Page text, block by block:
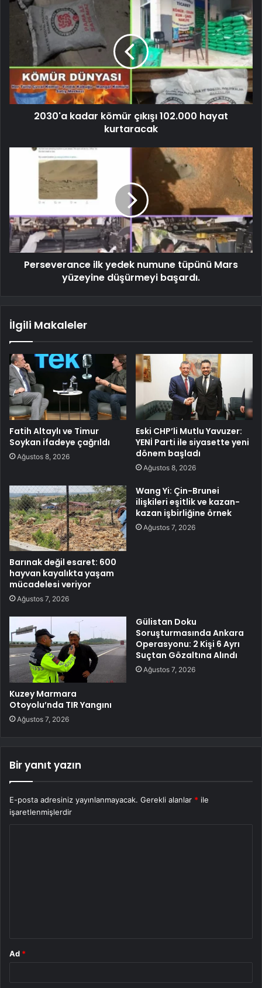
2030'a kadar kömür çıkışı 102.000 hayat
kurtaracak
Perseverance ilk yedek numune tüpünü Mars
yüzeyine düşürmeyi başardı.
İlgili Makaleler
Fatih Altaylı ve Timur
Soykan ifadeye çağrıldı
Ağustos 8, 2026
Eski CHP’li Mutlu Yavuzer:
YENİ Parti ile siyasette yeni
dönem başladı
Ağustos 8, 2026
Barınak değil esaret: 600
hayvan kayalıkta yaşam
mücadelesi veriyor
Ağustos 7, 2026
Wang Yi: Çin-Brunei
ilişkileri eşitlik ve kazan-
kazan işbirliğine örnek
Ağustos 7, 2026
Kuzey Marmara
Otoyolu’nda TIR Yangını
Ağustos 7, 2026
Gülistan Doku
Soruşturmasında Ankara
Operasyonu: 2 Kişi 6 Ayrı
Suçtan Gözaltına Alındı
Ağustos 7, 2026
Bir yanıt yazın
E-posta adresiniz yayınlanmayacak. Gerekli alanlar * ile
işaretlenmişlerdir
Ad *